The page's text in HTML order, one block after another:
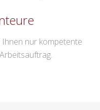
nur kompetente